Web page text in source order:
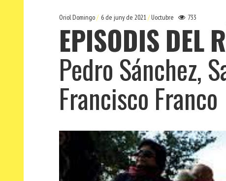
Oriol Domingo 6 de juny de 2021 Uoctubre 733
EPISODIS DEL
Pedro Sánchez,
Francisco Franco